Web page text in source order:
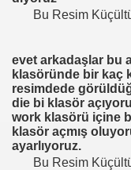
Bu Resim
evet arkadaşlar bu
klasöründe bir kaç
resimdede
die bi klasör
work klasörü içine
klasör açmış
ayarlıyoruz.
Bu Resim
Arttırma
yedek yükleme